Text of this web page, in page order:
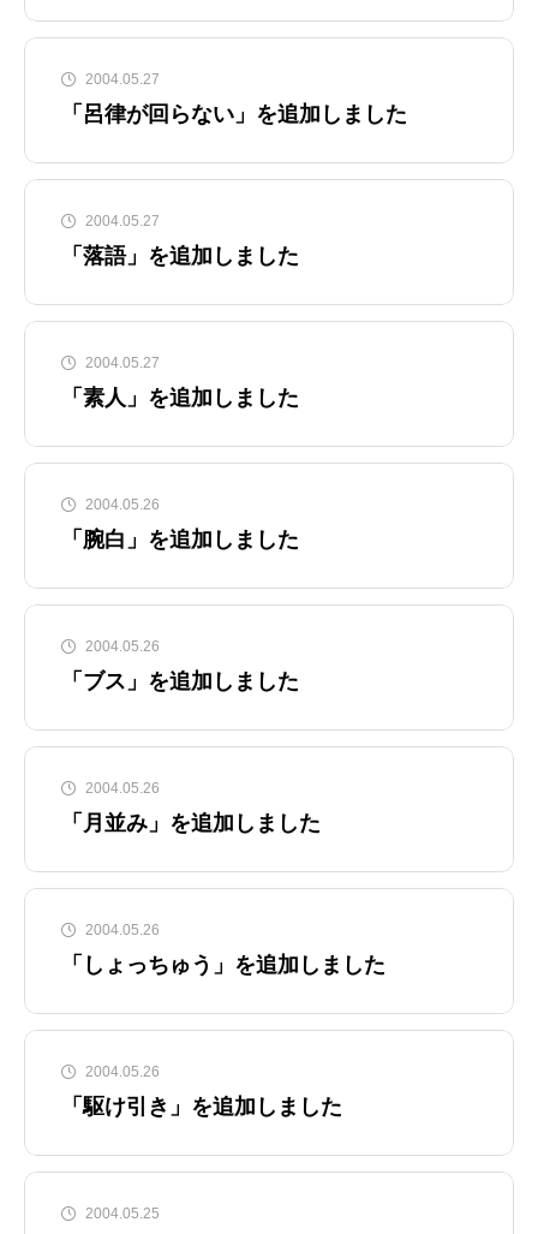
2004.05.27
「呂律が回らない」を追加しました
2004.05.27
「落語」を追加しました
2004.05.27
「素人」を追加しました
2004.05.26
「腕白」を追加しました
2004.05.26
「ブス」を追加しました
2004.05.26
「月並み」を追加しました
2004.05.26
「しょっちゅう」を追加しました
2004.05.26
「駆け引き」を追加しました
2004.05.25